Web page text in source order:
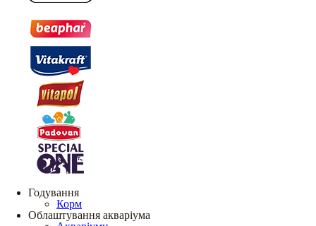
Годування
Корм
Облаштування акваріума